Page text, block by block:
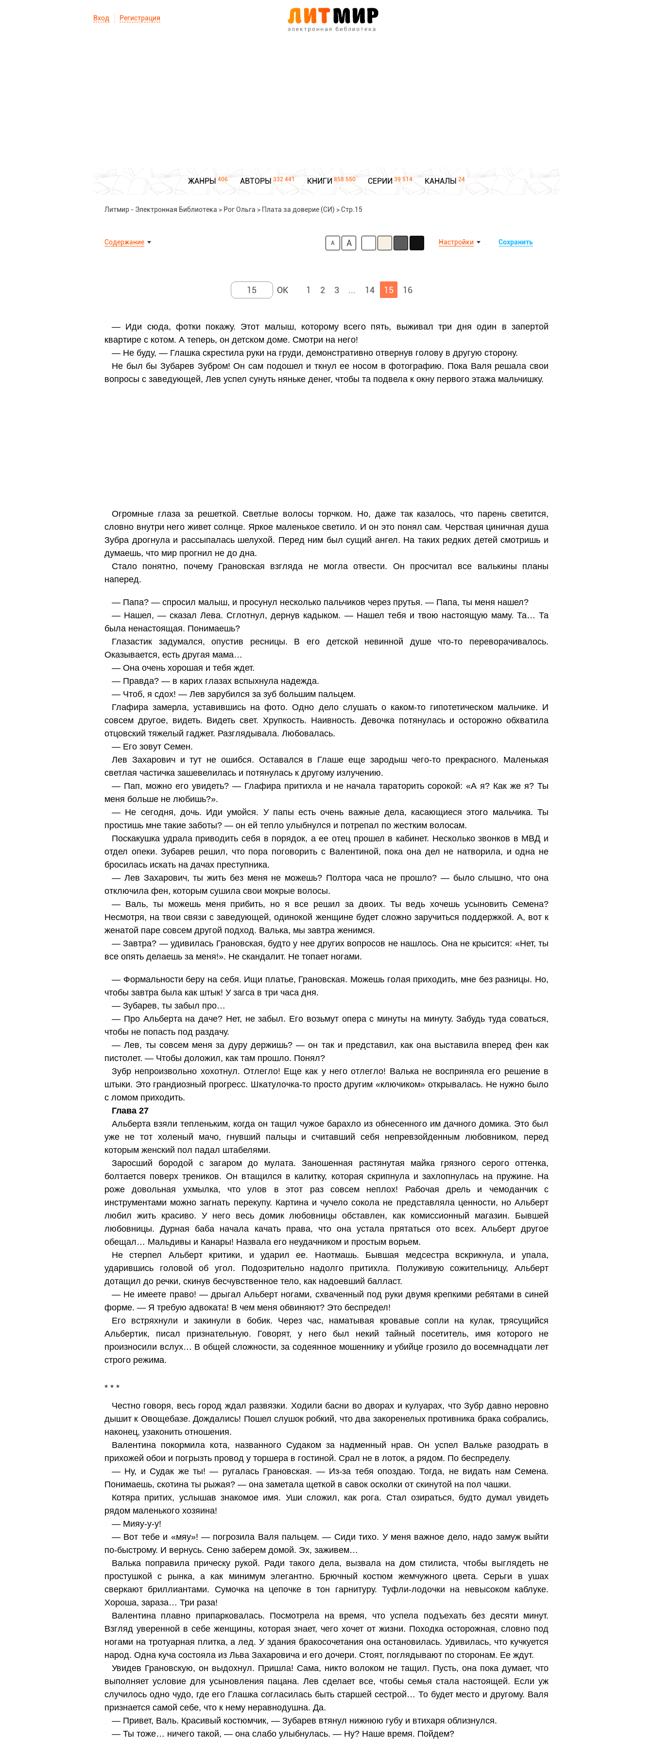
Вход Регистрация
ЖАНРЫ 406 АВТОРЫ 332 441 КНИГИ 858 550 СЕРИИ 39 514 КАНАЛЫ 24
Литмир - Электронная Библиотека > Рог Ольга > Плата за доверие (СИ) >Стр.15
Содержание Сохранить
Настройки
A A
1 2 3 ... 14 15 16
— Иди сюда, фотки покажу. Этот малыш, которому всего пять, выживал три дня один в запертой
квартире с котом. А теперь, он детском доме. Смотри на него!
— Не буду, — Глашка скрестила руки на груди, демонстративно отвернув голову в другую сторону.
Не был бы Зубарев Зубром! Он сам подошел и ткнул ее носом в фотографию. Пока Валя решала свои
вопросы с заведующей, Лев успел сунуть няньке денег, чтобы та подвела к окну первого этажа мальчишку.
Огромные глаза за решеткой. Светлые волосы торчком. Но, даже так казалось, что парень светится,
словно внутри него живет солнце. Яркое маленькое светило. И он это понял сам. Черствая циничная душа
Зубра дрогнула и рассыпалась шелухой. Перед ним был сущий ангел. На таких редких детей смотришь и
думаешь, что мир прогнил не до дна.
Стало понятно, почему Грановская взгляда не могла отвести. Он просчитал все валькины планы
наперед.
— Папа? — спросил малыш, и просунул несколько пальчиков через прутья. — Папа, ты меня нашел?
— Нашел, — сказал Лева. Сглотнул, дернув кадыком. — Нашел тебя и твою настоящую маму. Та… Та
была ненастоящая. Понимаешь?
Глазастик задумался, опустив ресницы. В его детской невинной душе что-то переворачивалось.
Оказывается, есть другая мама…
— Она очень хорошая и тебя ждет.
— Правда? — в карих глазах вспыхнула надежда.
— Чтоб, я сдох! — Лев зарубился за зуб большим пальцем.
Глафира замерла, уставившись на фото. Одно дело слушать о каком-то гипотетическом мальчике. И
совсем другое, видеть. Видеть свет. Хрупкость. Наивность. Девочка потянулась и осторожно обхватила
отцовский тяжелый гаджет. Разглядывала. Любовалась.
— Его зовут Семен.
Лев Захарович и тут не ошибся. Оставался в Глаше еще зародыш чего-то прекрасного. Маленькая
светлая частичка зашевелилась и потянулась к другому излучению.
— Пап, можно его увидеть? — Глафира притихла и не начала тараторить сорокой: «А я? Как же я? Ты
меня больше не любишь?».
— Не сегодня, дочь. Иди умойся. У папы есть очень важные дела, касающиеся этого мальчика. Ты
простишь мне такие заботы? — он ей тепло улыбнулся и потрепал по жестким волосам.
Поскакушка удрала приводить себя в порядок, а ее отец прошел в кабинет. Несколько звонков в МВД и
отдел опеки. Зубарев решил, что пора поговорить с Валентиной, пока она дел не натворила, и одна не
бросилась искать на дачах преступника.
— Лев Захарович, ты жить без меня не можешь? Полтора часа не прошло? — было слышно, что она
отключила фен, которым сушила свои мокрые волосы.
— Валь, ты можешь меня прибить, но я все решил за двоих. Ты ведь хочешь усыновить Семена?
Несмотря, на твои связи с заведующей, одинокой женщине будет сложно заручиться поддержкой. А, вот к
женатой паре совсем другой подход. Валька, мы завтра женимся.
— Завтра? — удивилась Грановская, будто у нее других вопросов не нашлось. Она не крысится: «Нет, ты
все опять делаешь за меня!». Не скандалит. Не топает ногами.
— Формальности беру на себя. Ищи платье, Грановская. Можешь голая приходить, мне без разницы. Но,
чтобы завтра была как штык! У загса в три часа дня.
— Зубарев, ты забыл про…
— Про Альберта на даче? Нет, не забыл. Его возьмут опера с минуты на минуту. Забудь туда соваться,
чтобы не попасть под раздачу.
— Лев, ты совсем меня за дуру держишь? — он так и представил, как она выставила вперед фен как
пистолет. — Чтобы доложил, как там прошло. Понял?
Зубр непроизвольно хохотнул. Отлегло! Еще как у него отлегло! Валька не восприняла его решение в
штыки. Это грандиозный прогресс. Шкатулочка-то просто другим «ключиком» открывалась. Не нужно было
с ломом приходить.
Глава 27
Альберта взяли тепленьким, когда он тащил чужое барахло из обнесенного им дачного домика. Это был
уже не тот холеный мачо, гнувший пальцы и считавший себя непревзойденным любовником, перед
которым женский пол падал штабелями.
Заросший бородой с загаром до мулата. Заношенная растянутая майка грязного серого оттенка,
болтается поверх треников. Он втащился в калитку, которая скрипнула и захлопнулась на пружине. На
роже довольная ухмылка, что улов в этот раз совсем неплох! Рабочая дрель и чемоданчик с
инструментами можно загнать перекупу. Картина и чучело сокола не представляла ценности, но Альберт
любил жить красиво. У него весь домик любовницы обставлен, как комиссионный магазин. Бывшей
любовницы. Дурная баба начала качать права, что она устала прятаться ото всех. Альберт другое
обещал… Мальдивы и Канары! Назвала его неудачником и простым ворьем.
Не стерпел Альберт критики, и ударил ее. Наотмашь. Бывшая медсестра вскрикнула, и упала,
ударившись головой об угол. Подозрительно надолго притихла. Полуживую сожительницу, Альберт
дотащил до речки, скинув бесчувственное тело, как надоевший балласт.
— Не имеете право! — дрыгал Альберт ногами, схваченный под руки двумя крепкими ребятами в синей
форме. — Я требую адвоката! В чем меня обвиняют? Это беспредел!
Его встряхнули и закинули в бобик. Через час, наматывая кровавые сопли на кулак, трясущийся
Альбертик, писал признательную. Говорят, у него был некий тайный посетитель, имя которого не
произносили вслух… В общей сложности, за содеянное мошеннику и убийце грозило до восемнадцати лет
строго режима.
* * *
Честно говоря, весь город ждал развязки. Ходили басни во дворах и кулуарах, что Зубр давно неровно
дышит к Овощебазе. Дождались! Пошел слушок робкий, что два закоренелых противника брака собрались,
наконец, узаконить отношения.
Валентина покормила кота, названного Судаком за надменный нрав. Он успел Вальке разодрать в
прихожей обои и погрызть провод у торшера в гостиной. Срал не в лоток, а рядом. По беспределу.
— Ну, и Судак же ты! — ругалась Грановская. — Из-за тебя опоздаю. Тогда, не видать нам Семена.
Понимаешь, скотина ты рыжая? — она заметала щеткой в савок осколки от скинутой на пол чашки.
Котяра притих, услышав знакомое имя. Уши сложил, как рога. Стал озираться, будто думал увидеть
рядом маленького хозяина!
— Мияу-у-у!
— Вот тебе и «мяу»! — погрозила Валя пальцем. — Сиди тихо. У меня важное дело, надо замуж выйти
по-быстрому. И вернусь. Сеню заберем домой. Эх, заживем…
Валька поправила прическу рукой. Ради такого дела, вызвала на дом стилиста, чтобы выглядеть не
простушкой с рынка, а как минимум элегантно. Брючный костюм жемчужного цвета. Серьги в ушах
сверкают бриллиантами. Сумочка на цепочке в тон гарнитуру. Туфли-лодочки на невысоком каблуке.
Хороша, зараза… Три раза!
Валентина плавно припарковалась. Посмотрела на время, что успела подъехать без десяти минут.
Взгляд уверенной в себе женщины, которая знает, чего хочет от жизни. Походка осторожная, словно под
ногами на тротуарная плитка, а лед. У здания бракосочетания она остановилась. Удивилась, что кучкуется
народ. Одна куча состояла из Льва Захаровича и его дочери. Стоят, поглядывают по сторонам. Ее ждут.
Увидев Грановскую, он выдохнул. Пришла! Сама, никто волоком не тащил. Пусть, она пока думает, что
выполняет условие для усыновления пацана. Лев сделает все, чтобы семья стала настоящей. Если уж
случилось одно чудо, где его Глашка согласилась быть старшей сестрой… То будет место и другому. Валя
признается самой себе, что к нему неравнодушна. Да.
— Привет, Валь. Красивый костюмчик, — Зубарев втянул нижнюю губу и втихаря облизнулся.
— Ты тоже… ничего такой, — она слабо улыбнулась. — Ну? Наше время. Пойдем?